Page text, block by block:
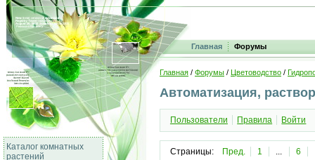
Главная Форумы
Каталог комнатных
растений
Главная / Форумы / Цветоводство /
Автоматизация,
Пользователи Правила Войти
Страницы: Пред. 1 ... 6